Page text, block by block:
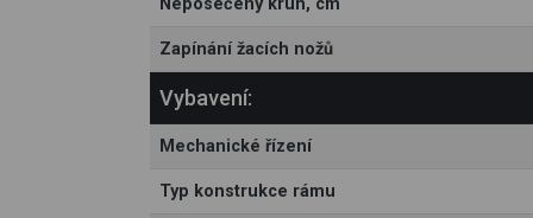
Zapínání žacích nožů
Vybavení:
Mechanické řízení
Typ konstrukce rámu